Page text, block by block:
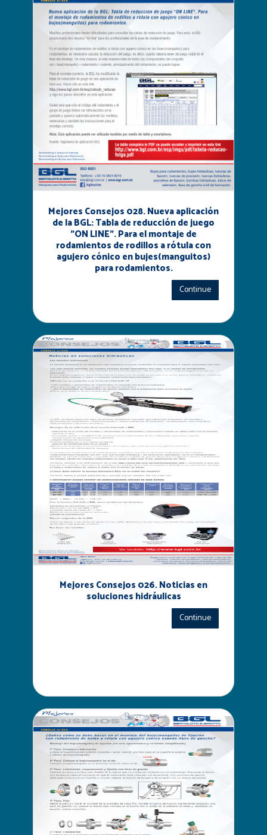
Mejores Consejos 028. Nueva aplicación
de la BGL: Tabla de reducción de juego
"ON LINE". Para el montaje de
rodamientos de rodillos a rótula con
agujero cónico en bujes(manguitos)
para rodamientos.
Continue
Mejores Consejos 026. Noticias en
soluciones hidráulicas
Continue